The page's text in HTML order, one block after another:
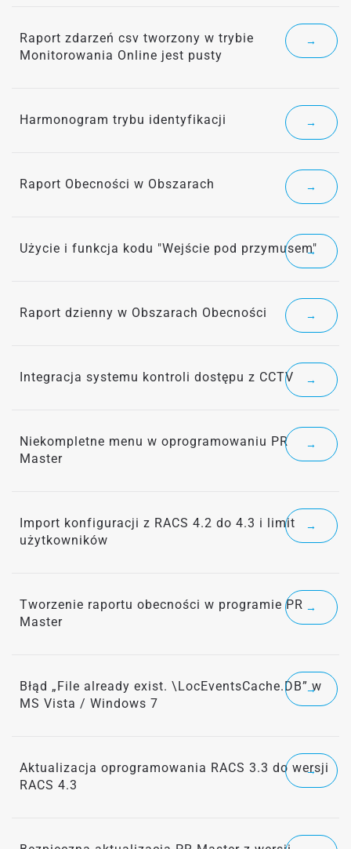
Raport zdarzeń csv tworzony w trybie
Monitorowania Online jest pusty
→
Harmonogram trybu identyfikacji →
Raport Obecności w Obszarach →
Użycie i funkcja kodu "Wejście pod przymusem"
→
Raport dzienny w Obszarach Obecności →
Integracja systemu kontroli dostępu z CCTV →
Niekompletne menu w oprogramowaniu PR
Master
→
Import konfiguracji z RACS 4.2 do 4.3 i limit
użytkowników
→
Tworzenie raportu obecności w programie PR
Master
→
Błąd „File already exist. \LocEventsCache.DB” w
MS Vista / Windows 7
→
Aktualizacja oprogramowania RACS 3.3 do wersji
RACS 4.3
→